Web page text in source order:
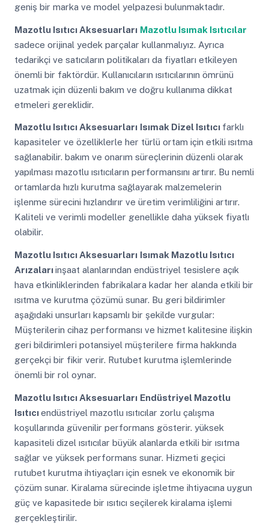
geniş bir marka ve model yelpazesi bulunmaktadır.
Mazotlu Isıtıcı Aksesuarları Mazotlu Isımak Isıtıcılar
sadece orijinal yedek parçalar kullanmalıyız. Ayrıca
tedarikçi ve satıcıların politikaları da fiyatları etkileyen
önemli bir faktördür. Kullanıcıların ısıtıcılarının ömrünü
uzatmak için düzenli bakım ve doğru kullanıma dikkat
etmeleri gereklidir.
Mazotlu Isıtıcı Aksesuarları Isımak Dizel Isıtıcı farklı
kapasiteler ve özelliklerle her türlü ortam için etkili ısıtma
sağlanabilir. bakım ve onarım süreçlerinin düzenli olarak
yapılması mazotlu ısıtıcıların performansını artırır. Bu nemli
ortamlarda hızlı kurutma sağlayarak malzemelerin
işlenme sürecini hızlandırır ve üretim verimliliğini artırır.
Kaliteli ve verimli modeller genellikle daha yüksek fiyatlı
olabilir.
Mazotlu Isıtıcı Aksesuarları Isımak Mazotlu Isıtıcı
Arızalarıinşaat alanlarından endüstriyel tesislere açık
hava etkinliklerinden fabrikalara kadar her alanda etkili bir
ısıtma ve kurutma çözümü sunar. Bu geri bildirimler
aşağıdaki unsurları kapsamlı bir şekilde vurgular:
Müşterilerin cihaz performansı ve hizmet kalitesine ilişkin
geri bildirimleri potansiyel müşterilere firma hakkında
gerçekçi bir fikir verir. Rutubet kurutma işlemlerinde
önemli bir rol oynar.
Mazotlu Isıtıcı Aksesuarları Endüstriyel Mazotlu
Isıtıcıendüstriyel mazotlu ısıtıcılar zorlu çalışma
koşullarında güvenilir performans gösterir. yüksek
kapasiteli dizel ısıtıcılar büyük alanlarda etkili bir ısıtma
sağlar ve yüksek performans sunar. Hizmeti geçici
rutubet kurutma ihtiyaçları için esnek ve ekonomik bir
çözüm sunar. Kiralama sürecinde işletme ihtiyacına uygun
güç ve kapasitede bir ısıtıcı seçilerek kiralama işlemi
gerçekleştirilir.